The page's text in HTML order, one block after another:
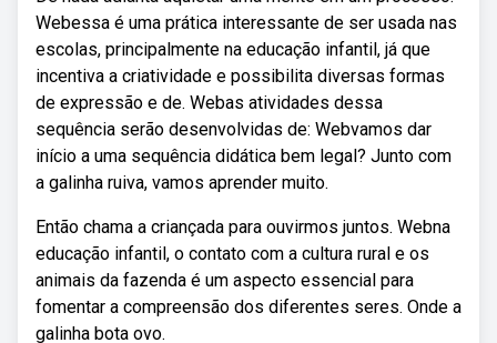
Webessa é uma prática interessante de ser usada nas
escolas, principalmente na educação infantil, já que
incentiva a criatividade e possibilita diversas formas
de expressão e de. Webas atividades dessa
sequência serão desenvolvidas de: Webvamos dar
início a uma sequência didática bem legal? Junto com
a galinha ruiva, vamos aprender muito.
Então chama a criançada para ouvirmos juntos. Webna
educação infantil, o contato com a cultura rural e os
animais da fazenda é um aspecto essencial para
fomentar a compreensão dos diferentes seres. Onde a
galinha bota ovo.